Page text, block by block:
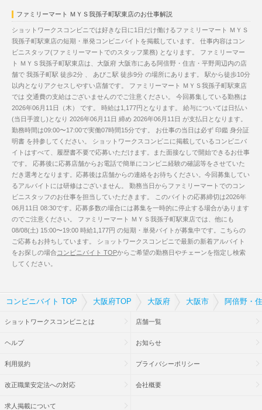
ファミリーマート ＭＹＳ我孫子町駅東店のお仕事解説
ショットワークスコンビニでは好きな日に1日だけ働けるファミリーマート ＭＹＳ
我孫子町駅東店の短期・単発コンビニバイトを掲載しています。 仕事内容はコン
ビニスタッフ(ファミリーマートでのスタッフ業務) となります。 ファミリーマー
ト ＭＹＳ我孫子町駅東店は、大阪府 大阪市にある阿倍野・住吉・平野周辺内の店
舗で 我孫子町駅 徒歩2分 、 あびこ駅 徒歩9分 の場所にあります。 駅から徒歩10分
以内となりアクセスしやすい店舗です。 ファミリーマート ＭＹＳ我孫子町駅東店
では 交通費の支給はございませんのでご注意ください。 今回募集している勤務は
2026年06月11日（木） です。 時給は1,177円となります。 給与については日払い
(当日手渡し)となり 2026年06月11日 締め 2026年06月11日 が支払日となります。
勤務時間は09:00〜17:00で実働07時間15分です。 お仕事の当日は必ず 印鑑 身分証
明書 を持参してください。 ショットワークスコンビニに掲載しているコンビニバ
イトはすべて、履歴書不要で応募いただけます。また面接なしで開始できるお仕事
です。 応募後に応募店舗からお電話で簡単にコンビニ経験の確認等をさせていた
だき選考となります。応募後は店舗からの連絡をお待ちください。今回募集してい
るアルバイトには研修はございません。 勤務当日からファミリーマートでのコン
ビニスタッフのお仕事を担当していただきます。 このバイトの応募締切は2026年
06月11日 08:30です。応募多数の場合には募集を一時的に停止する場合があります
のでご注意ください。 ファミリーマート ＭＹＳ我孫子町駅東店では、他にも
08/08(土) 15:00〜19:00 時給1,177円 の短期・単発バイトが募集中です。こちらの
ご応募もお持ちしています。 ショットワークスコンビニで最新の新着アルバイト
をお探しの場合コンビニバイト TOPからご希望の勤務日やチェーンを指定し検索
してください。
コンビニバイト TOP 大阪府TOP 大阪府 大阪市 阿倍野・
ショットワークスコンビニとは 店舗一覧
ヘルプ お知らせ
利用規約 プライバシーポリシー
改正職業安定法への対応 会社概要
求人掲載について